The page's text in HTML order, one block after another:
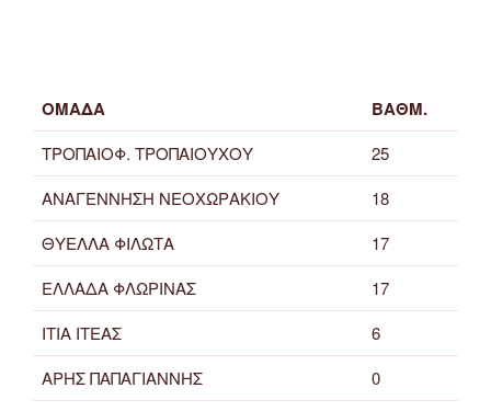
ΟΜΑΔΑ ΒΑΘΜ.
ΤΡΟΠΑΙΟΦ. ΤΡΟΠΑΙΟΥΧΟΥ
25
ΑΝΑΓΕΝΝΗΣΗ ΝΕΟΧΩΡΑΚΙΟΥ
18
ΘΥΕΛΛΑ ΦΙΛΩΤΑ
17
ΕΛΛΑΔΑ ΦΛΩΡΙΝΑΣ
17
ΙΤΙΑ ΙΤΕΑΣ
6
ΑΡΗΣ ΠΑΠΑΓΙΑΝΝΗΣ
0